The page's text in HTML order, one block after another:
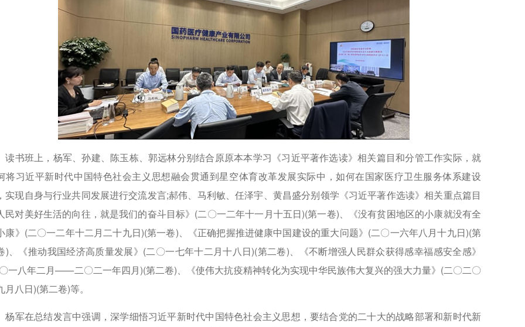
书班上，杨军、孙建、陈玉栋、郭远林分别结合原原本本学习《习近平著作选读》相关篇目和分管工作实际，就
将习近平新时代中国特色社会主义思想融会贯通到星空体育改革发展实际中，如何在国家医疗卫生服务体系建设
实现自身与行业共同发展进行交流发言;郝伟、马利敏、任泽宇、黄昌盛分别领学《习近平著作选读》相关重点篇目
民对美好生活的向往，就是我们的奋斗目标》(二〇一二年十一月十五日)(第一卷)、《没有贫困地区的小康就没有全
康》(二〇一二年十二月二十九日)(第一卷)、《正确把握推进健康中国建设的重大问题》(二〇一六年八月十九日)(第
)、《推动我国经济高质量发展》(二〇一七年十二月十八日)(第二卷)、《不断增强人民群众获得感幸福感安全感》
一八年二月——二〇二一年四月)(第二卷)、《使伟大抗疫精神转化为实现中华民族伟大复兴的强大力量》(二〇二〇
月八日)(第二卷)等。
军在总结发言中强调，深学细悟习近平新时代中国特色社会主义思想，要结合党的二十大的战略部署和新时代新